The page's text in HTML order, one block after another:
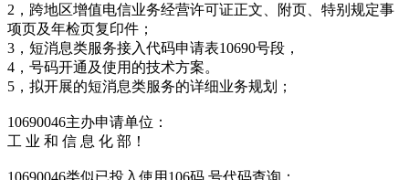
2，跨地区增值电信业务经营许可证正文、附页、特别规定事
项页及年检页复印件；
3，短消息类服务接入代码申请表10690号段，
4，号码开通及使用的技术方案。
5，拟开展的短消息类服务的详细业务规划；
10690046主办申请单位：
工 业 和 信 息 化 部！
10690046类似已投入使用106码 号代码查询：